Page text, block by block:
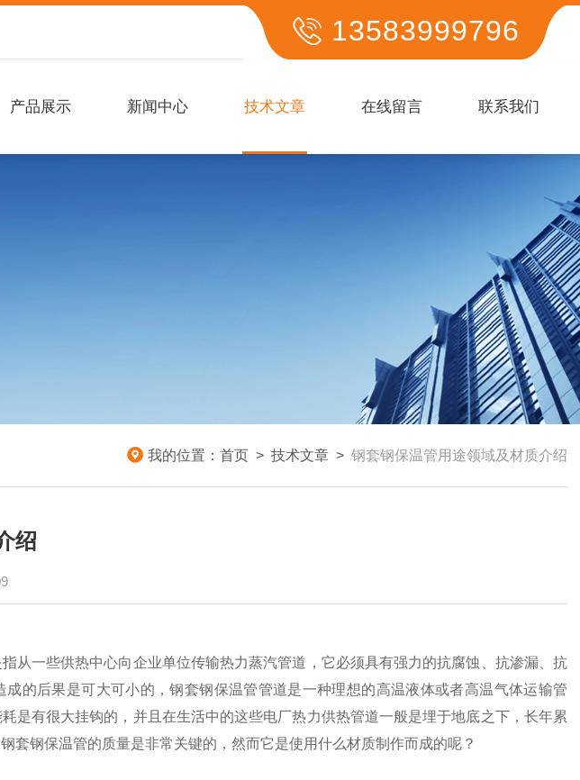
13583999796
产品展示 新闻中心 技术文章 在线留言 联系我们
我的位置： 首页 > 技术文章 > 钢套钢保温管用途领域及材质介绍
绍
从一些供热中心向企业单位传输热力蒸汽管道，它必须具有强力的抗腐蚀、抗渗漏、抗
的后果是可大可小的，钢套钢保温管管道是一种理想的高温液体或者高温气体运输管
是有很大挂钩的，并且在生活中的这些电厂热力供热管道一般是埋于地底之下，长年累
套钢保温管的质量是非常关键的，然而它是使用什么材质制作而成的呢？